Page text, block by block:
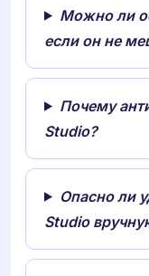
Можно ли
если он не
Почему
Studio?
Опасно ли
Studio